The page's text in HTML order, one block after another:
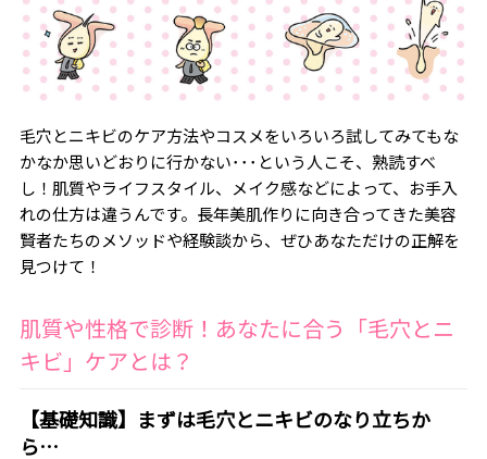
毛穴とニキビのケア方法やコスメをいろいろ試してみてもな
かなか思いどおりに行かない･･･という人こそ、熟読すべ
し！肌質やライフスタイル、メイク感などによって、お手入
れの仕方は違うんです。長年美肌作りに向き合ってきた美容
賢者たちのメソッドや経験談から、ぜひあなただけの正解を
見つけて！
肌質や性格で診断！あなたに合う「毛穴とニ
キビ」ケアとは？
【基礎知識】まずは毛穴とニキビのなり立ちか
ら…